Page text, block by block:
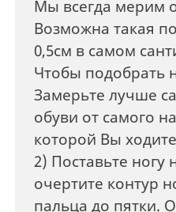
Мы всегда мерим
Возможна такая
0,5см в самом
Чтобы подобрать
Замерьте лучше
обуви от самого
которой Вы
2) Поставьте ногу
очертите контур
пальца до пятки.